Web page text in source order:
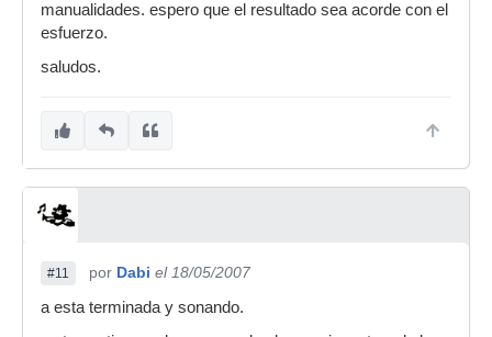
manualidades. espero que el resultado sea acorde con el
esfuerzo.
saludos.
#11 por Dabi el 18/05/2007
a esta terminada y sonando.